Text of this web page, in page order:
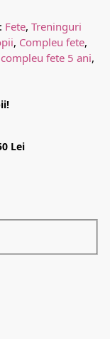
Fete, Treninguri
, Compleu fete,
compleu fete 5 ani,
Lei